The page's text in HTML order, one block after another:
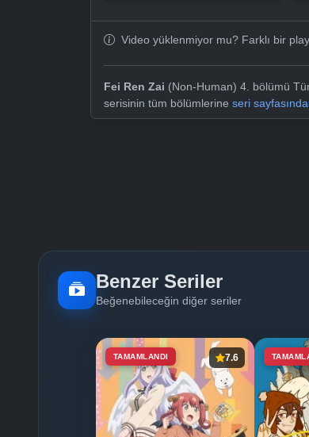
Video yüklenmiyor mu? Farklı bir
Fei Ren Zai (Non-Human) 4. bölümü
serisinin tüm bölümlerine seri
Benzer Seriler
Beğenebileceğin diğer seriler
TAMAMLANDI 7.6